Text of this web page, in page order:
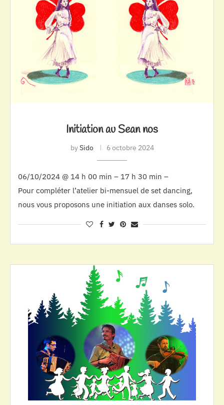
Initiation au Sean nos
bySido 6 octobre 2024
06/10/2024 @ 14 h 00 min – 17 h 30 min –
Pour compléter l’atelier bi-mensuel de set dancing,
nous vous proposons une initiation aux danses solo.